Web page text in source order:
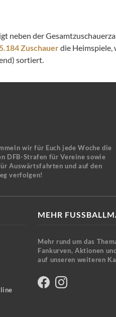
neben der
Zuschauerdie Heimspiele,
sortiert.
wir für Euch jede Woche die
DFB-Strafen für Vereine sowie
Auswärtsfahrten und auf den
verfolgen!
MEHR
Mehr rund um das
Fankurven, Aktionen
auf unseren weiteren